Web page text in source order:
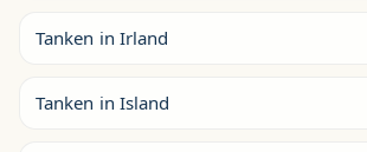
Tanken in Irland
Tanken in Island